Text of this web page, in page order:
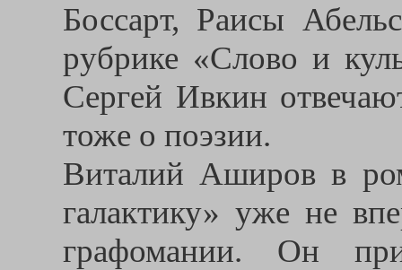
Боссарт, Раисы
рубрике «Слово и
Сергей Ивкин
тоже о поэзии.
Виталий Аширов в
галактику» уже не
графомании. Он